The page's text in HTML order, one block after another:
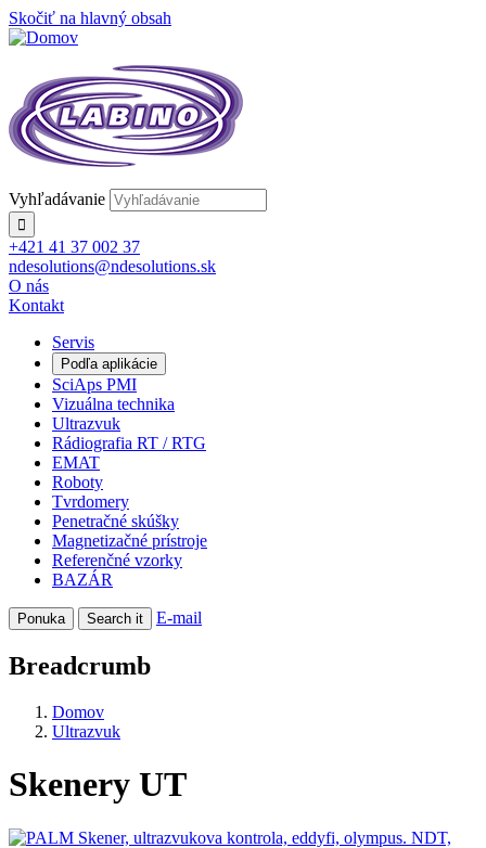
Skočiť na hlavný obsah
Vyhľadávanie
+421 41 37 002 37
ndesolutions@ndesolutions.sk
O nás
Kontakt
Servis
Podľa aplikácie
SciAps PMI
Vizuálna technika
Ultrazvuk
Rádiografia RT / RTG
EMAT
Roboty
Tvrdomery
Penetračné skúšky
Magnetizačné prístroje
Referenčné vzorky
BAZÁR
Ponuka Search it E-mail
Breadcrumb
Domov
Ultrazvuk
Skenery UT